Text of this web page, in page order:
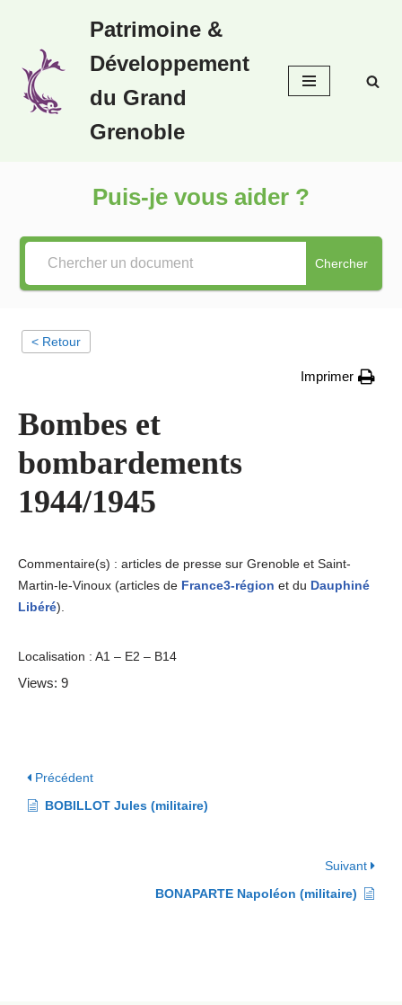
au
contenu
Patrimoine &
Développement
du Grand
Grenoble
Puis-je vous aider ?
Chercher
< Retour
Imprimer
Bombes et
bombardements
1944/1945
Commentaire(s) : articles de presse sur Grenoble et Saint-
Martin-le-Vinoux (articles de France3-région et du Dauphiné
Libéré).
Localisation : A1 – E2 – B14
Views: 9
Précédent
BOBILLOT Jules (militaire)
Suivant
BONAPARTE Napoléon (militaire)